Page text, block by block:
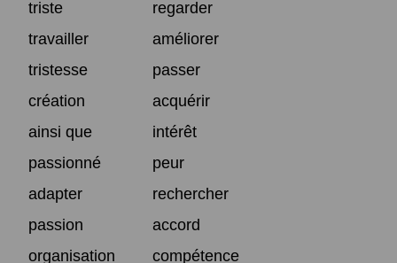
triste
regarder
travailler
améliorer
tristesse
passer
création
acquérir
ainsi que
intérêt
passionné
peur
adapter
rechercher
passion
accord
organisation
compétence